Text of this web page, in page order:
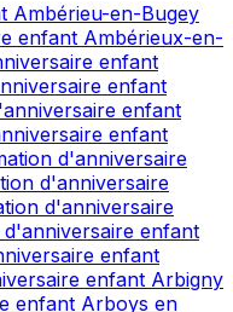
Ambérieu-en-Bugey
enfant Ambérieux-en-
enfant
enfant
enfant
enfant
d'anniversaire
d'anniversaire
d'anniversaire
d'anniversaire enfant
enfant
enfant Arbigny
enfant Arboys en